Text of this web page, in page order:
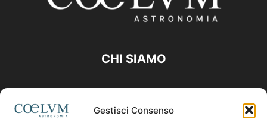
Gestisci Consenso
CHI SIAMO